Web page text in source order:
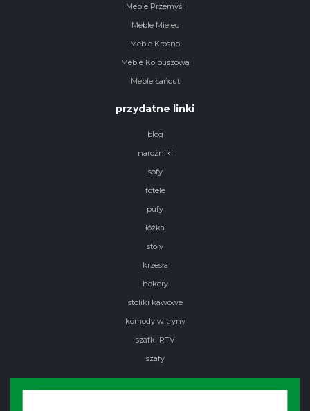
Meble Przemyśl
Meble Mielec
Meble Krosno
Meble Kolbuszowa
Meble Łańcut
przydatne linki
blog
narożniki
sofy
fotele
pufy
łóżka
stoły
krzesła
hokery
stoliki kawowe
komody witryny
szafki RTV
szafy